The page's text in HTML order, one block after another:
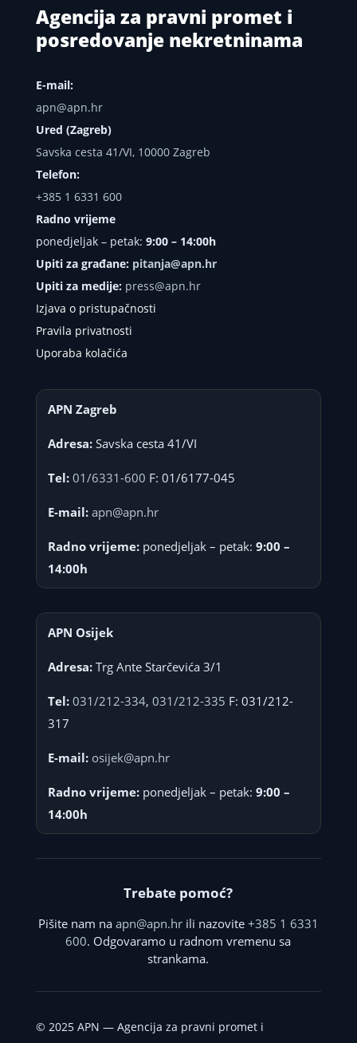
Agencija za pravni promet i
posredovanje nekretninama
E-mail:
apn@apn.hr
Ured (Zagreb)
Savska cesta 41/VI, 10000 Zagreb
Telefon:
+385 1 6331 600
Radno vrijeme
ponedjeljak – petak: 9:00 – 14:00h
Upiti za građane: pitanja@apn.hr
Upiti za medije: press@apn.hr
Izjava o pristupačnosti
Pravila privatnosti
Uporaba kolačića
APN Zagreb
Adresa:Savska cesta 41/VI
Tel: 01/6331-600 F: 01/6177-045
E-mail: apn@apn.hr
Radno vrijeme:ponedjeljak – petak: 9:00 –
14:00h
APN Osijek
Adresa:Trg Ante Starčevića 3/1
Tel: 031/212-334, 031/212-335 F: 031/212-
317
E-mail: osijek@apn.hr
Radno vrijeme:ponedjeljak – petak: 9:00 –
14:00h
Trebate pomoć?
Pišite nam na apn@apn.hrili nazovite +385 1 6331
600. Odgovaramo u radnom vremenu sa
strankama.
© 2025APN — Agencija za pravni promet i